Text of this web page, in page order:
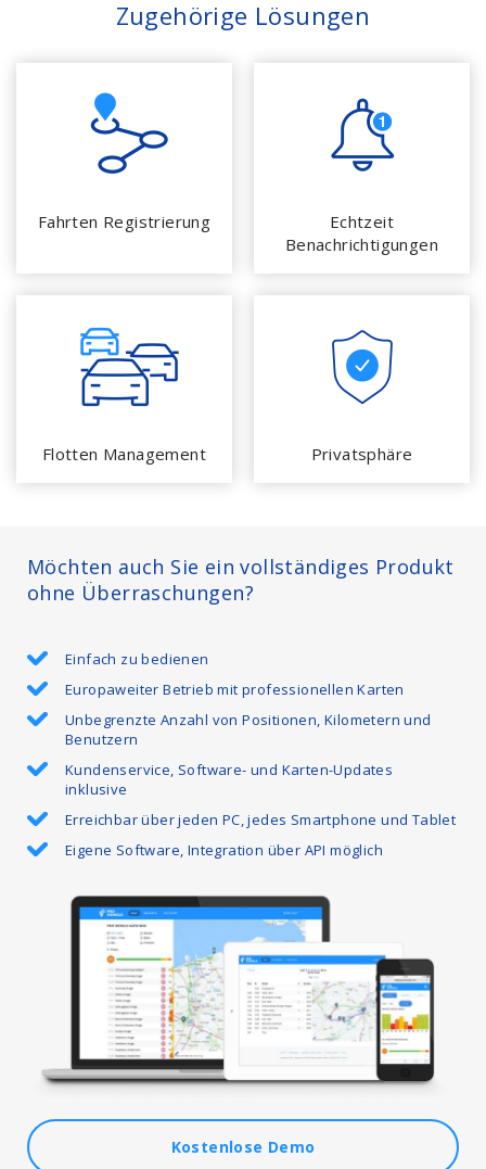
Zugehörige Lösungen
Fahrten Registrierung
Echtzeit
Benachrichtigungen
Flotten Management Privatsphäre
Kostenlose Demo
Möchten auch Sie ein vollständiges Produkt
ohne Überraschungen?
Einfach zu bedienen
Europaweiter Betrieb mit professionellen Karten
Unbegrenzte Anzahl von Positionen, Kilometern und
Benutzern
Kundenservice, Software- und Karten-Updates
inklusive
Erreichbar über jeden PC, jedes Smartphone und Tablet
Eigene Software, Integration über API möglich